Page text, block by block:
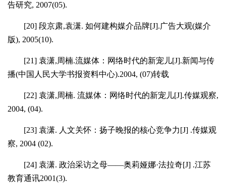
告研究, 2007(05).
[20] 段京肃,袁潇. 如何建构媒介品牌[J].广告大观(媒介
版), 2005(10).
[21] 袁潇,周楠.流媒体：网络时代的新宠儿[J].新闻与传
播(中国人民大学书报资料中心).2004, (07)转载
[22] 袁潇,周楠. 流媒体：网络时代的新宠儿[J].传媒观察,
2004, (04).
[23] 袁潇. 人文关怀：扬子晚报的核心竞争力[J] .传媒观
察, 2004 (02).
[24] 袁潇. 政治采访之母——奥莉娅娜·法拉奇[J] .江苏
教育通讯2001(3).